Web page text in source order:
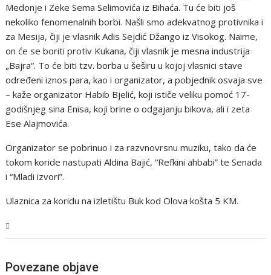
Medonje i Zeke Sema Selimovića iz Bihaća. Tu će biti još
nekoliko fenomenalnih borbi. Našli smo adekvatnog protivnika i
za Mesija, čiji je vlasnik Adis Sejdić Džango iz Visokog. Naime,
on će se boriti protiv Kukana, čiji vlasnik je mesna industrija
„Bajra“. To će biti tzv. borba u šeširu u kojoj vlasnici stave
određeni iznos para, kao i organizator, a pobjednik osvaja sve
– kaže organizator Habib Bjelić, koji ističe veliku pomoć 17-
godišnjeg sina Enisa, koji brine o odgajanju bikova, ali i zeta
Ese Alajmovića.
Organizator se pobrinuo i za razvnovrsnu muziku, tako da će
tokom koride nastupati Aldina Bajić, “Refkini ahbabi” te Senada
i “Mladi izvori”.
Ulaznica za koridu na izletištu Buk kod Olova košta 5 KM.
Povezane objave